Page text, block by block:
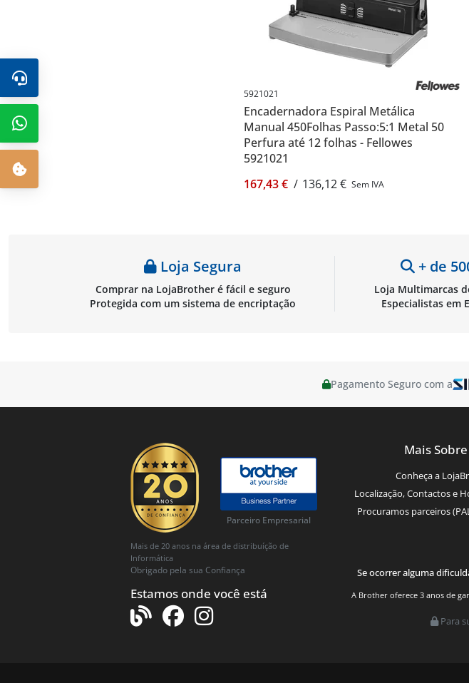
5921021
Encadernadora Espiral Metálica
Manual 450Folhas Passo:5:1 Metal 50
Perfura até 12 folhas - Fellowes
5921021
167,43 € / 136,12 € Sem IVA
Loja Segura
Comprar na LojaBrother é fácil e seguro
Protegida com um sistema de encriptação
+ de
Loja Multimarcas
Especialistas em
Pagamento Seguro com a
Parceiro Empresarial
Mais de 20 anos na área de distribuíção de
Informática
Obrigado pela sua Confiança
Estamos onde você está
Mais
Conheça a
Localização, Contactos e
Procuramos parceiros
Se ocorrer alguma
A Brother oferece 3 anos de
Para